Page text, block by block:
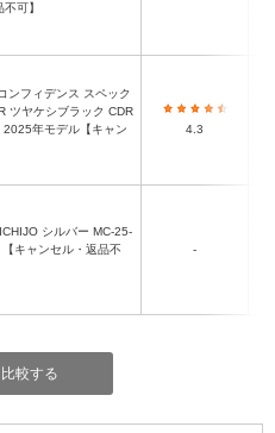
可】
ツヤケシブラック CDR
年モデル【キャン
4.3
キャンセル・返品不
-
較する